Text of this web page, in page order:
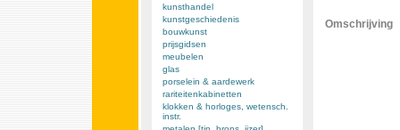
kunsthandel
kunstgeschiedenis
bouwkunst
prijsgidsen
meubelen
glas
porselein & aardewerk
rariteitenkabinetten
klokken & horloges, wetensch.
instr.
Omschrijving